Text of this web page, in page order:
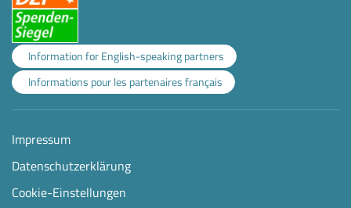
Information for English-speaking partners
Informations pour les partenaires français
Impressum
Datenschutzerklärung
Cookie-Einstellungen